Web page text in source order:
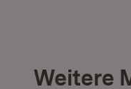
Weitere